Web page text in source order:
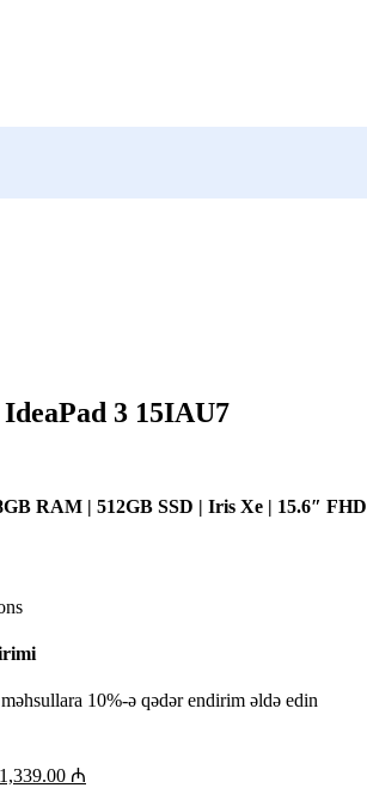
3 15IAU7
RAM | 512GB SSD | Iris Xe | 15.6″ FHD
10%-ə qədər endirim əldə edin
1,339.00 ₼